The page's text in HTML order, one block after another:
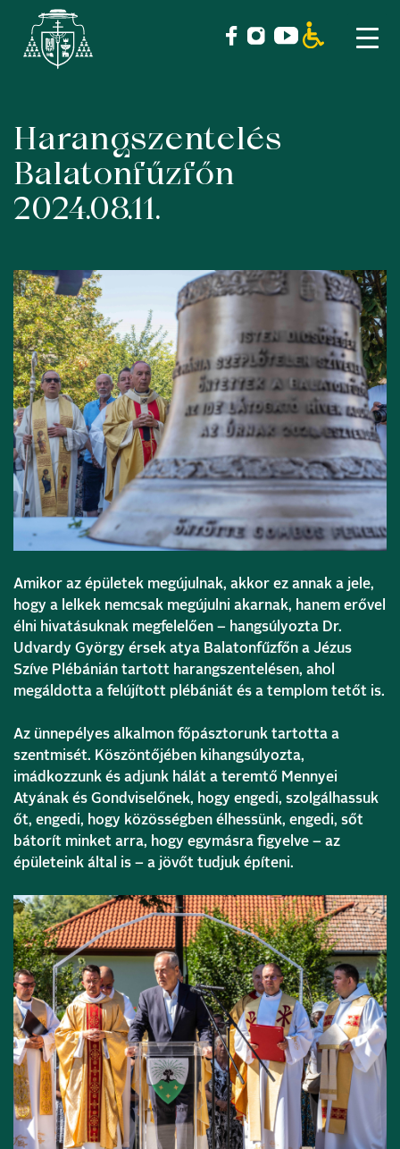
Skip
content
Harangszentelés
Balatonfűzfőn
2024.08.11.
Amikor az épületek megújulnak, akkor ez annak a jele,
hogy a lelkek nemcsak megújulni akarnak, hanem erővel
élni hivatásuknak megfelelően – hangsúlyozta Dr.
Udvardy György érsek atya Balatonfűzfőn a Jézus
Szíve Plébánián tartott harangszentelésen, ahol
megáldotta a felújított plébániát és a templom tetőt is.
Az ünnepélyes alkalmon főpásztorunk tartotta a
szentmisét. Köszöntőjében kihangsúlyozta,
imádkozzunk és adjunk hálát a teremtő Mennyei
Atyának és Gondviselőnek, hogy engedi, szolgálhassuk
őt, engedi, hogy közösségben élhessünk, engedi, sőt
bátorít minket arra, hogy egymásra figyelve – az
épületeink által is – a jövőt tudjuk építeni.